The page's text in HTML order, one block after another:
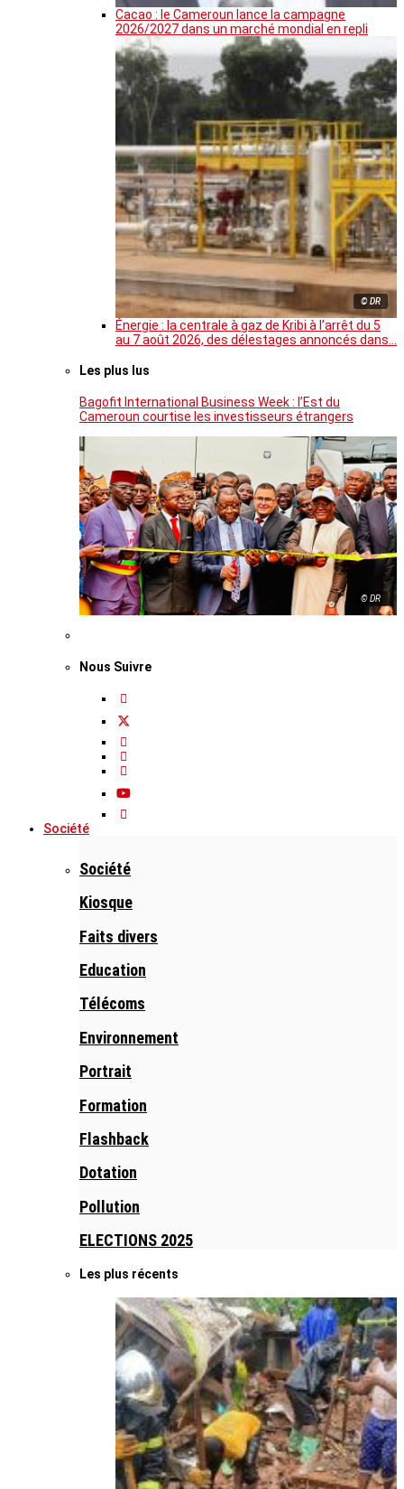
Cacao : le Cameroun lance la campagne
2026/2027 dans un marché mondial en repli
© DR
Énergie : la centrale à gaz de Kribi à l’arrêt du 5
au 7 août 2026, des délestages annoncés dans…
Les plus lus
Bagofit International Business Week : l’Est du
Cameroun courtise les investisseurs étrangers
© DR
Nous Suivre
Société
Société
Kiosque
Faits divers
Education
Télécoms
Environnement
Portrait
Formation
Flashback
Dotation
Pollution
ELECTIONS 2025
Les plus récents